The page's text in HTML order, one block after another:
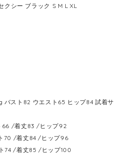
クシー ブラック S M L XL
バスト82 ウエスト65 ヒップ84 試着サ
/着丈83 /ヒップ92
70 /着丈84 /ヒップ96
/着丈85 /ヒップ100